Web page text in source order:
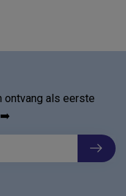
ontvang als eerste
➡️